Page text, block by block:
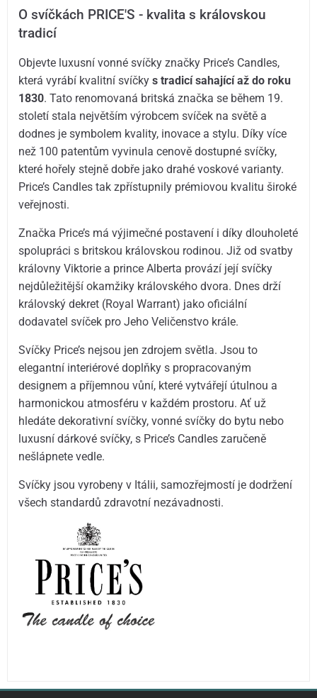
O svíčkách PRICE'S - kvalita s královskou
tradicí
Objevte luxusní vonné svíčky značky Price’s Candles,
která vyrábí kvalitní svíčkys tradicí sahající až do roku
1830. Tato renomovaná britská značka se během 19.
století stala největším výrobcem svíček na světě a
dodnes je symbolem kvality, inovace a stylu. Díky více
než 100 patentům vyvinula cenově dostupné svíčky,
které hořely stejně dobře jako drahé voskové varianty.
Price’s Candles tak zpřístupnily prémiovou kvalitu široké
veřejnosti.
Značka Price’s má výjimečné postavení i díky dlouholeté
spolupráci s britskou královskou rodinou. Již od svatby
královny Viktorie a prince Alberta provází její svíčky
nejdůležitější okamžiky královského dvora. Dnes drží
královský dekret (Royal Warrant) jako oficiální
dodavatel svíček pro Jeho Veličenstvo krále.
Svíčky Price’s nejsou jen zdrojem světla. Jsou to
elegantní interiérové doplňky s propracovaným
designem a příjemnou vůní, které vytvářejí útulnou a
harmonickou atmosféru v každém prostoru. Ať už
hledáte dekorativní svíčky, vonné svíčky do bytu nebo
luxusní dárkové svíčky, s Price’s Candles zaručeně
nešlápnete vedle.
Svíčky jsou vyrobeny v Itálii, samozřejmostí je dodržení
všech standardů zdravotní nezávadnosti.